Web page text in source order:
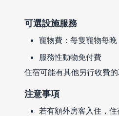
可選設施服務
寵物費：每隻寵物每
服務性動物免付費
住宿可能有其他另行收費
注意事項
若有額外房客入住，